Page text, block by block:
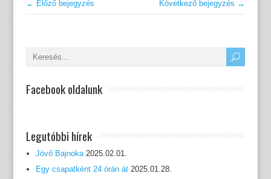
← Előző bejegyzés Következő bejegyzés →
Facebook oldalunk
Legutóbbi hírek
Jövő Bajnoka 2025.02.01.
Egy csapatként 24 órán át 2025.01.28.